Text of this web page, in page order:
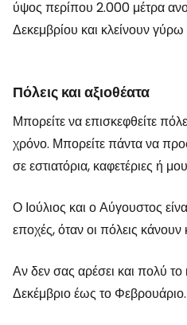
ύψος περίπου 2.000 μέτρα
Δεκεμβρίου και κλείνουν
Πόλεις και αξιοθέατα
Μπορείτε να επισκεφθείτε
χρόνο. Μπορείτε πάντα να
σε εστιατόρια, καφετέριες ή
Ο Ιούλιος και ο Αύγουστος
εποχές, όταν οι πόλεις
Αν δεν σας αρέσει και πολύ
Δεκέμβριο έως το Φεβρουάριο.